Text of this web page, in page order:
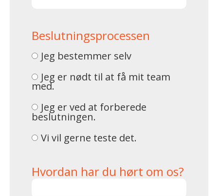
Beslutningsprocessen
Jeg bestemmer selv
Jeg er nødt til at få mit team
med.
Jeg er ved at forberede
beslutningen.
Vi vil gerne teste det.
Hvordan har du hørt om os?